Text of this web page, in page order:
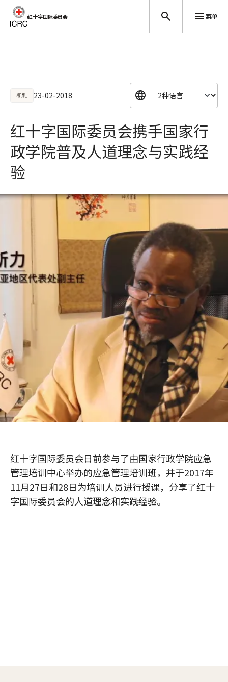
红十字国际委员会 菜单
视频 23-02-2018
红十字国际委员会携手国家行
政学院普及人道理念与实践经
验
红十字国际委员会日前参与了由国家行政学院应急
管理培训中心举办的应急管理培训班，并于2017年
11月27日和28日为培训人员进行授课，分享了红十
字国际委员会的人道理念和实践经验。